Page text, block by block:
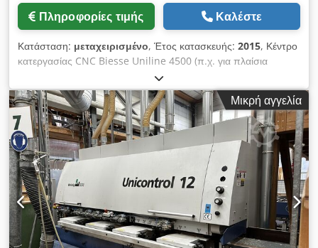
Πληροφορίες τιμής Καλέστε
Κατάσταση: μεταχειρισμένο, Έτος κατασκευής: 2015, Κέντρο
κατεργασίας CNC Biesse Uniline 4500 (π.χ. για πλαίσια
παραθύρων και θυρών) Περιγραφή Biesse Uniline 4500
Αριθμός μηχανήματος: 1000004833 Έτος κατασκευής: 2015
Μήκη κατεργασίας: 175 - 4.500 mm Αριθμός κινητήρων
φρεζαρίσματος: 1 Ισχύς κινητήρα: 19,2 kW (25,7 ίπποι)
Εκτυπωτής ετικετών: Όχι Υποδοχή εργαλείου: HSK 63F Τύπος
αυτόματου αλλαγέα εργαλείων: Σταθερός + κινητός Αριθμός
θέσεων στον αυτόματο αλλαγέα εργαλείων: Flexstore,
συνολικά 44 Λογισμικό: BiesseWorks Άδειες χρήσης
λογισμικού: 1 Περίφραξη: Ναι, πλήρης (Παρά τη μεγάλη μας
προσοχή, ενδέχεται να υπάρχουν αλλαγές, λάθη στα τεχνικά
δεδομένα, στις τιμές και σε όλες τις πληροφορίες. Καμία
εγγύηση για τα έντυπα δεδομένα! Διαθεσιμότητα υπόκειται σε
Μικρή αγγελία